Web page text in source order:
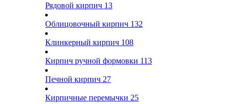
Рядовой кирпич 13
Облицовочный кирпич 132
Клинкерный кирпич 108
Кирпич ручной формовки 113
Печной кирпич 27
Кирпичные перемычки 25